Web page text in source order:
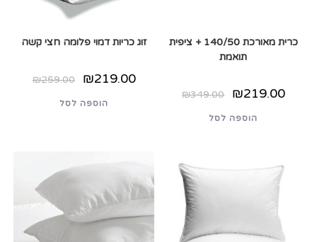
כרית מאורכת 140/50 + ציפית
תואמת
₪349.00
המחיר
המקורי
₪349.00.
₪219.00
המחיר
הנוכחי
₪219.00.
הוספה לסל
זוג כריות דמוי פלומה חצי קשה
₪259.00
המחיר
המקורי
₪259.00.
₪219.00
המחיר
הנוכחי
₪219.00.
הוספה לסל